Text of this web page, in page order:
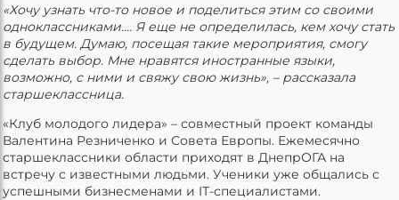
«Хочу узнать что-то новое и поделиться этим со своими
одноклассниками.... Я еще не определилась, кем хочу стать
в будущем. Думаю, посещая такие мероприятия, смогу
сделать выбор. Мне нравятся иностранные языки,
возможно, с ними и свяжу свою жизнь», – рассказала
старшеклассница.
«Клуб молодого лидера» – совместный проект команды
Валентина Резниченко и Совета Европы. Ежемесячно
старшеклассники области приходят в ДнепрОГА на
встречу с известными людьми. Ученики уже общались с
успешными бизнесменами и IТ-специалистами.